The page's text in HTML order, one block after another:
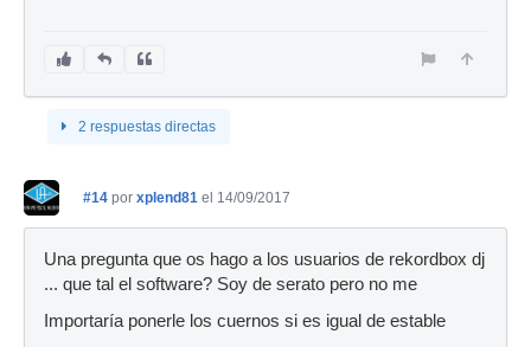
2 respuestas directas
#14 por xplend81 el 14/09/2017
Una pregunta que os hago a los usuarios de rekordbox dj
... que tal el software? Soy de serato pero no me
Importaría ponerle los cuernos si es igual de estable